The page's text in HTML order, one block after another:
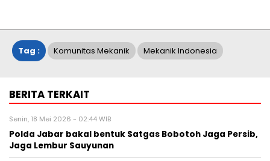
Tag : Komunitas Mekanik Mekanik Indonesia
BERITA TERKAIT
Senin, 18 Mei 2026 - 02:44 WIB
Polda Jabar bakal bentuk Satgas Bobotoh Jaga Persib,
Jaga Lembur Sauyunan